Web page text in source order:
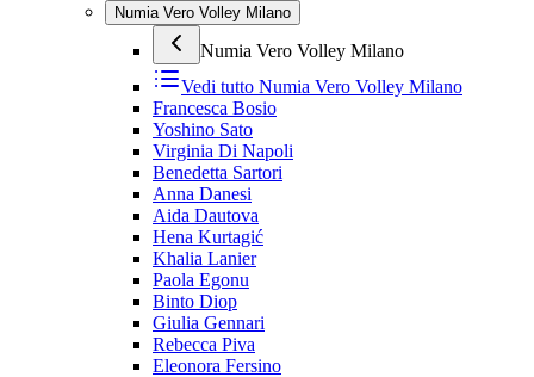
Numia Vero Volley Milano
Numia Vero Volley Milano
Vedi tutto Numia Vero Volley Milano
Francesca Bosio
Yoshino Sato
Virginia Di Napoli
Benedetta Sartori
Anna Danesi
Aida Dautova
Hena Kurtagić
Khalia Lanier
Paola Egonu
Binto Diop
Giulia Gennari
Rebecca Piva
Eleonora Fersino